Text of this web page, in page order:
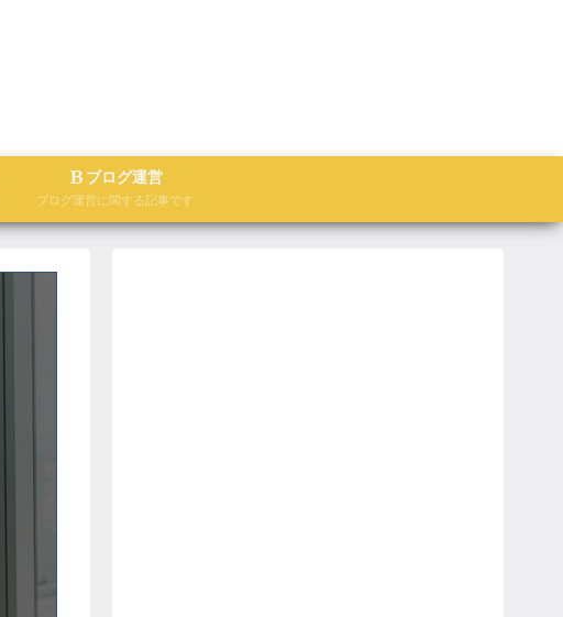
ブログ運営
ブログ運営に関する記事です